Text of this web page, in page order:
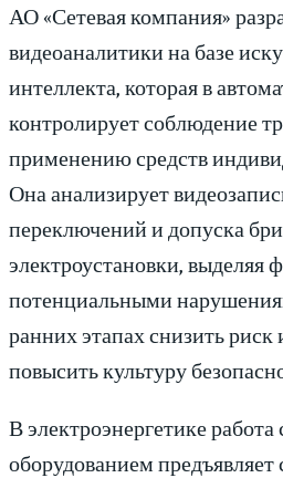
АО «Сетевая компания»
видеоаналитики на базе
интеллекта, которая в
контролирует соблюдение
применению средств
Она анализирует
переключений и допуска
электроустановки, выделяя
потенциальными
ранних этапах снизить
повысить культуру
В электроэнергетике
оборудованием